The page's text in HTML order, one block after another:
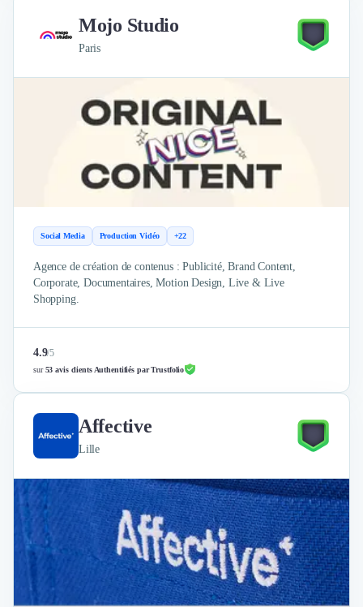
Mojo Studio
Paris
Social Media Production Vidéo +22
Agence de création de contenus : Publicité, Brand Content,
Corporate, Documentaires, Motion Design, Live & Live
Shopping.
4.9/5
sur53 avis clients Authentifiés par Trustfolio
Affective
Lille